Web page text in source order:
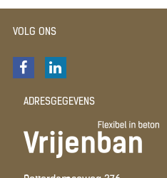
VOLG ONS
ADRESGEGEVENS